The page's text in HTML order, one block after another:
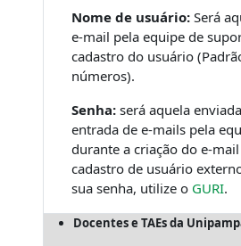
Nome de usuário: Será
e-mail pela equipe de
cadastro do usuário
números).
Senha: será aquela
entrada de e-mails pela
durante a criação do e-
cadastro de usuário
sua senha, utilize o GURI.
Docentes e TAEs da